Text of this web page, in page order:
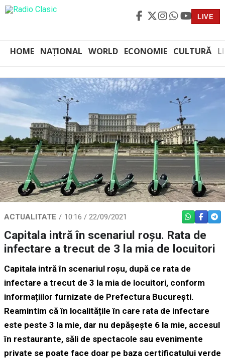
LIVE
HOME NAȚIONAL WORLD ECONOMIE CULTURĂ
ACTUALITATE 10:16 / 22/09/2021 WHATSAPP
Capitala intră în scenariul roșu. Rata de
infectare a trecut de 3 la mia de locuitori
Capitala intră în scenariul roșu, după ce rata de
infectare a trecut de 3 la mia de locuitori, conform
informațiilor furnizate de Prefectura București.
Reamintim că în localitățile în care rata de infectare
este peste 3 la mie, dar nu depășește 6 la mie, accesul
în restaurante, săli de spectacole sau evenimente
private se poate face doar pe baza certificatului verde